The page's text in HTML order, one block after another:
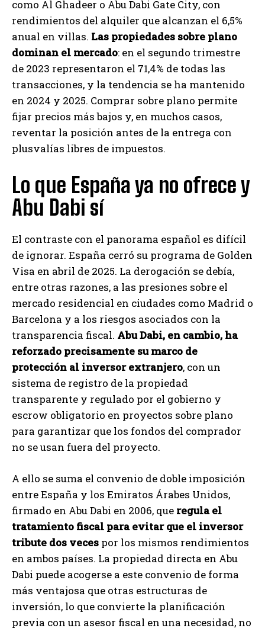
como Al Ghadeer o Abu Dabi Gate City, con
rendimientos del alquiler que alcanzan el 6,5%
anual en villas. Las propiedades sobre plano
dominan el mercado: en el segundo trimestre
de 2023 representaron el 71,4% de todas las
transacciones, y la tendencia se ha mantenido
en 2024 y 2025. Comprar sobre plano permite
fijar precios más bajos y, en muchos casos,
reventar la posición antes de la entrega con
plusvalías libres de impuestos.
Lo que España ya no ofrece y
Abu Dabi sí
El contraste con el panorama español es difícil
de ignorar. España cerró su programa de Golden
Visa en abril de 2025. La derogación se debía,
entre otras razones, a las presiones sobre el
mercado residencial en ciudades como Madrid o
Barcelona y a los riesgos asociados con la
transparencia fiscal. Abu Dabi, en cambio, ha
reforzado precisamente su marco de
protección al inversor extranjero, con un
sistema de registro de la propiedad
transparente y regulado por el gobierno y
escrow obligatorio en proyectos sobre plano
para garantizar que los fondos del comprador
no se usan fuera del proyecto.
A ello se suma el convenio de doble imposición
entre España y los Emiratos Árabes Unidos,
firmado en Abu Dabi en 2006, que regula el
tratamiento fiscal para evitar que el inversor
tribute dos veces por los mismos rendimientos
en ambos países. La propiedad directa en Abu
Dabi puede acogerse a este convenio de forma
más ventajosa que otras estructuras de
inversión, lo que convierte la planificación
previa con un asesor fiscal en una necesidad, no